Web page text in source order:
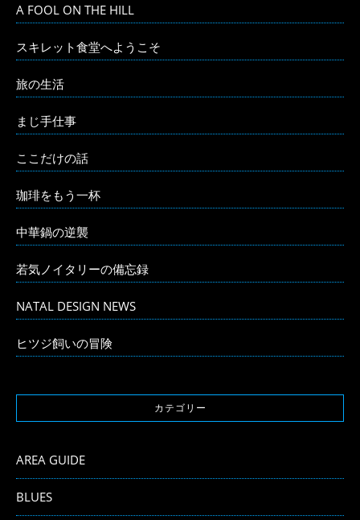
A FOOL ON THE HILL
スキレット食堂へようこそ
旅の生活
まじ手仕事
ここだけの話
珈琲をもう一杯
中華鍋の逆襲
若気ノイタリーの備忘録
NATAL DESIGN NEWS
ヒツジ飼いの冒険
カテゴリー
AREA GUIDE
BLUES